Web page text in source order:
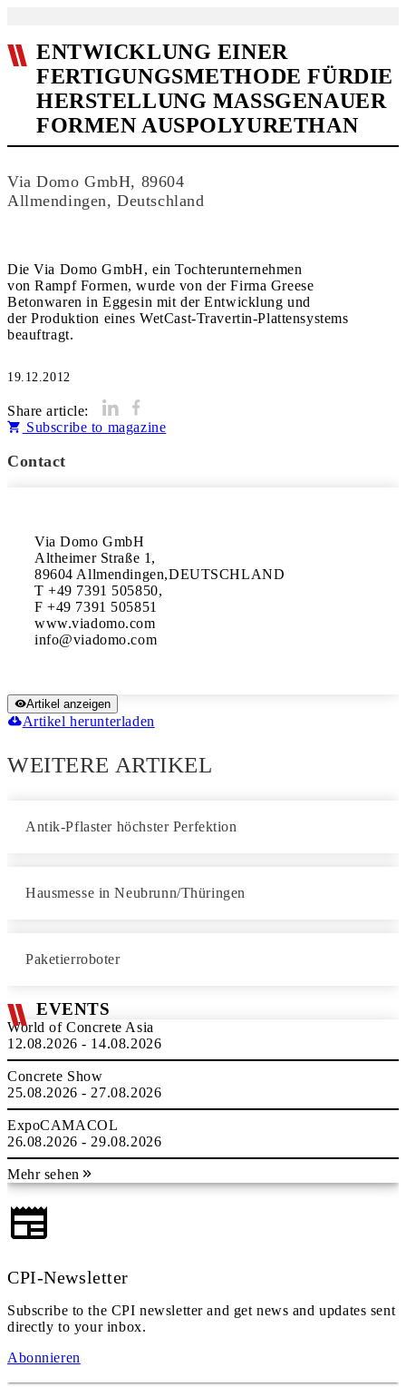
ENTWICKLUNG EINER
FERTIGUNGSMETHODE FÜRDIE
HERSTELLUNG MASSGENAUER F
ORMEN AUSPOLYURETHAN
Via Domo GmbH, 89604
Allmendingen, Deutschland
Die Via Domo GmbH, ein Tochterunternehmen
von Rampf Formen, wurde von der Firma Greese
Betonwaren in Eggesin mit der Entwicklung und
der Produktion eines WetCast-Travertin-Plattensystems
beauftragt.
19.12.2012
Share article:
Subscribe to magazine
Contact
Via Domo GmbH
Altheimer Straße 1,
89604 Allmendingen,DEUTSCHLAND
T +49 7391 505850,
F +49 7391 505851
www.viadomo.com
Artikel anzeigen
Artikel herunterladen
WEITERE ARTIKEL
Antik-Pflaster höchster Perfektion
Hausmesse in Neubrunn/Thüringen
Paketierroboter
EVENTS
World of Concrete Asia
12.08.2026 - 14.08.2026
Concrete Show
25.08.2026 - 27.08.2026
ExpoCAMACOL
26.08.2026 - 29.08.2026
Mehr sehen
CPI-Newsletter
Subscribe to the CPI newsletter and get news and updates sent
directly to your inbox.
Abonnieren